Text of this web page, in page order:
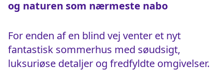
og naturen som nærmeste nabo
For enden af en blind vej venter et nyt
fantastisk sommerhus med søudsigt,
luksuriøse detaljer og fredfyldte omgivelser.